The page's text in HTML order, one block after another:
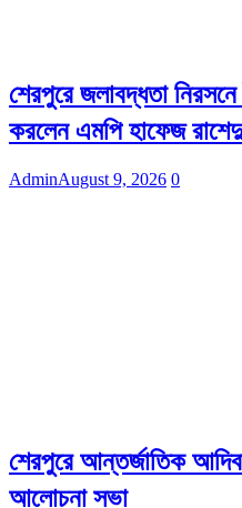
শেরপুরে জলাবদ্ধতা নিরসনে
করলেন এমপি হাফেজ
AdminAugust 9, 2026 0
শেরপুরে আন্তর্জাতিক
আলোচনা সভা